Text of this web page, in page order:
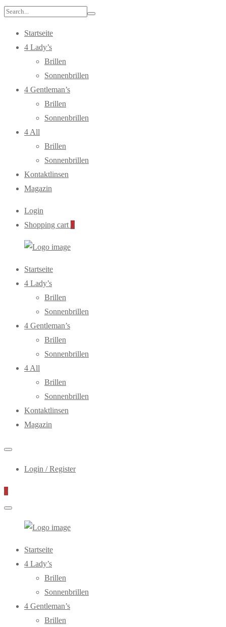
Search
Startseite
4 Lady’s
Brillen
Sonnenbrillen
4 Gentleman’s
Brillen
Sonnenbrillen
4 All
Brillen
Sonnenbrillen
Kontaktlinsen
Magazin
Login
Shopping cart 0
Primary
Menu
Startseite
4 Lady’s
Brillen
Sonnenbrillen
4 Gentleman’s
Brillen
Sonnenbrillen
4 All
Brillen
Sonnenbrillen
Kontaktlinsen
Magazin
Login / Register
0
Primary
Menu
Startseite
4 Lady’s
Brillen
Sonnenbrillen
4 Gentleman’s
Brillen